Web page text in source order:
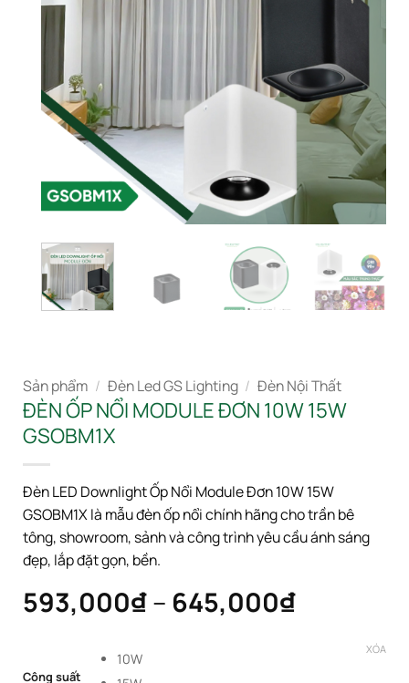
Sản phẩm / Đèn Led GS Lighting / Đèn Nội Thất
ĐÈN ỐP NỔI MODULE ĐƠN 10W 15W
GSOBM1X
Đèn LED Downlight Ốp Nổi Module Đơn 10W 15W
GSOBM1X là mẫu đèn ốp nổi chính hãng cho trần bê
tông, showroom, sảnh và công trình yêu cầu ánh sáng
đẹp, lắp đặt gọn, bền.
593,000₫– 645,000₫Khoảng
Công suất
10W
XÓA